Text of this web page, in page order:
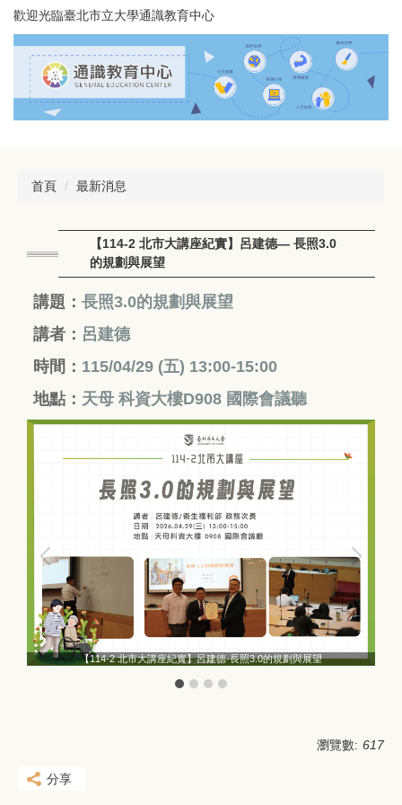
跳
到
主
歡迎光臨臺北市立大學通識教育中心
首頁 最新消息
【114-2 北市大講座紀實】呂建德— 長照3.0
的規劃與展望
講題： 長照3.0的規劃與展望
講者： 呂建德
時間： 115/04/29 (五) 13:00-15:00
地點： 天母 科資大樓D908 國際會議聽
【114-2 北市大講座紀實】呂建德-長照3.0的規劃與展望
瀏覽數: 617
分享